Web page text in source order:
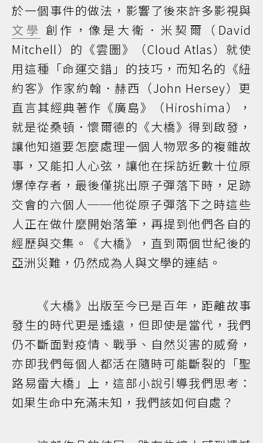
於一個事件的做法，影響了後來許多影視與
文學 創作，像是大衛．米契爾（David
Mitchell）的《雲圖》（Cloud Atlas）就使
用這種「命運交錯」的技巧，而知名的《紐
約客》作家約翰．赫西（John Hersey）更
直言其經典著作《廣島》（Hiroshima），
就是從桑頓．懷爾德的《大橋》得到啟發，
讓他知道要怎麼處理一個人物眾多的複雜故
事，又能扣人心弦，讓他在採訪近數十位原
爆倖存者，最後僅挑出原子彈落下時，足跡
交會的六個人──他從原子彈落下之時這些
人正在做什麼開始落筆，再提到他們各自的
經歷與交集。《大橋》，直到兩個世紀後的
亞洲災難，仍然成為人與文學的連結。
《大橋》出版至今已是百年，距離故事
發生的時代更是遙遠，但即使是當代，我們
仍不斷面對疫情、戰爭、自然災害的威脅，
亦即我們每個人都活在隨時可能斷裂的「聖
路易雷大橋」上，這部小說引導我們思考：
如果生命中充滿未知，我們該如何自處？